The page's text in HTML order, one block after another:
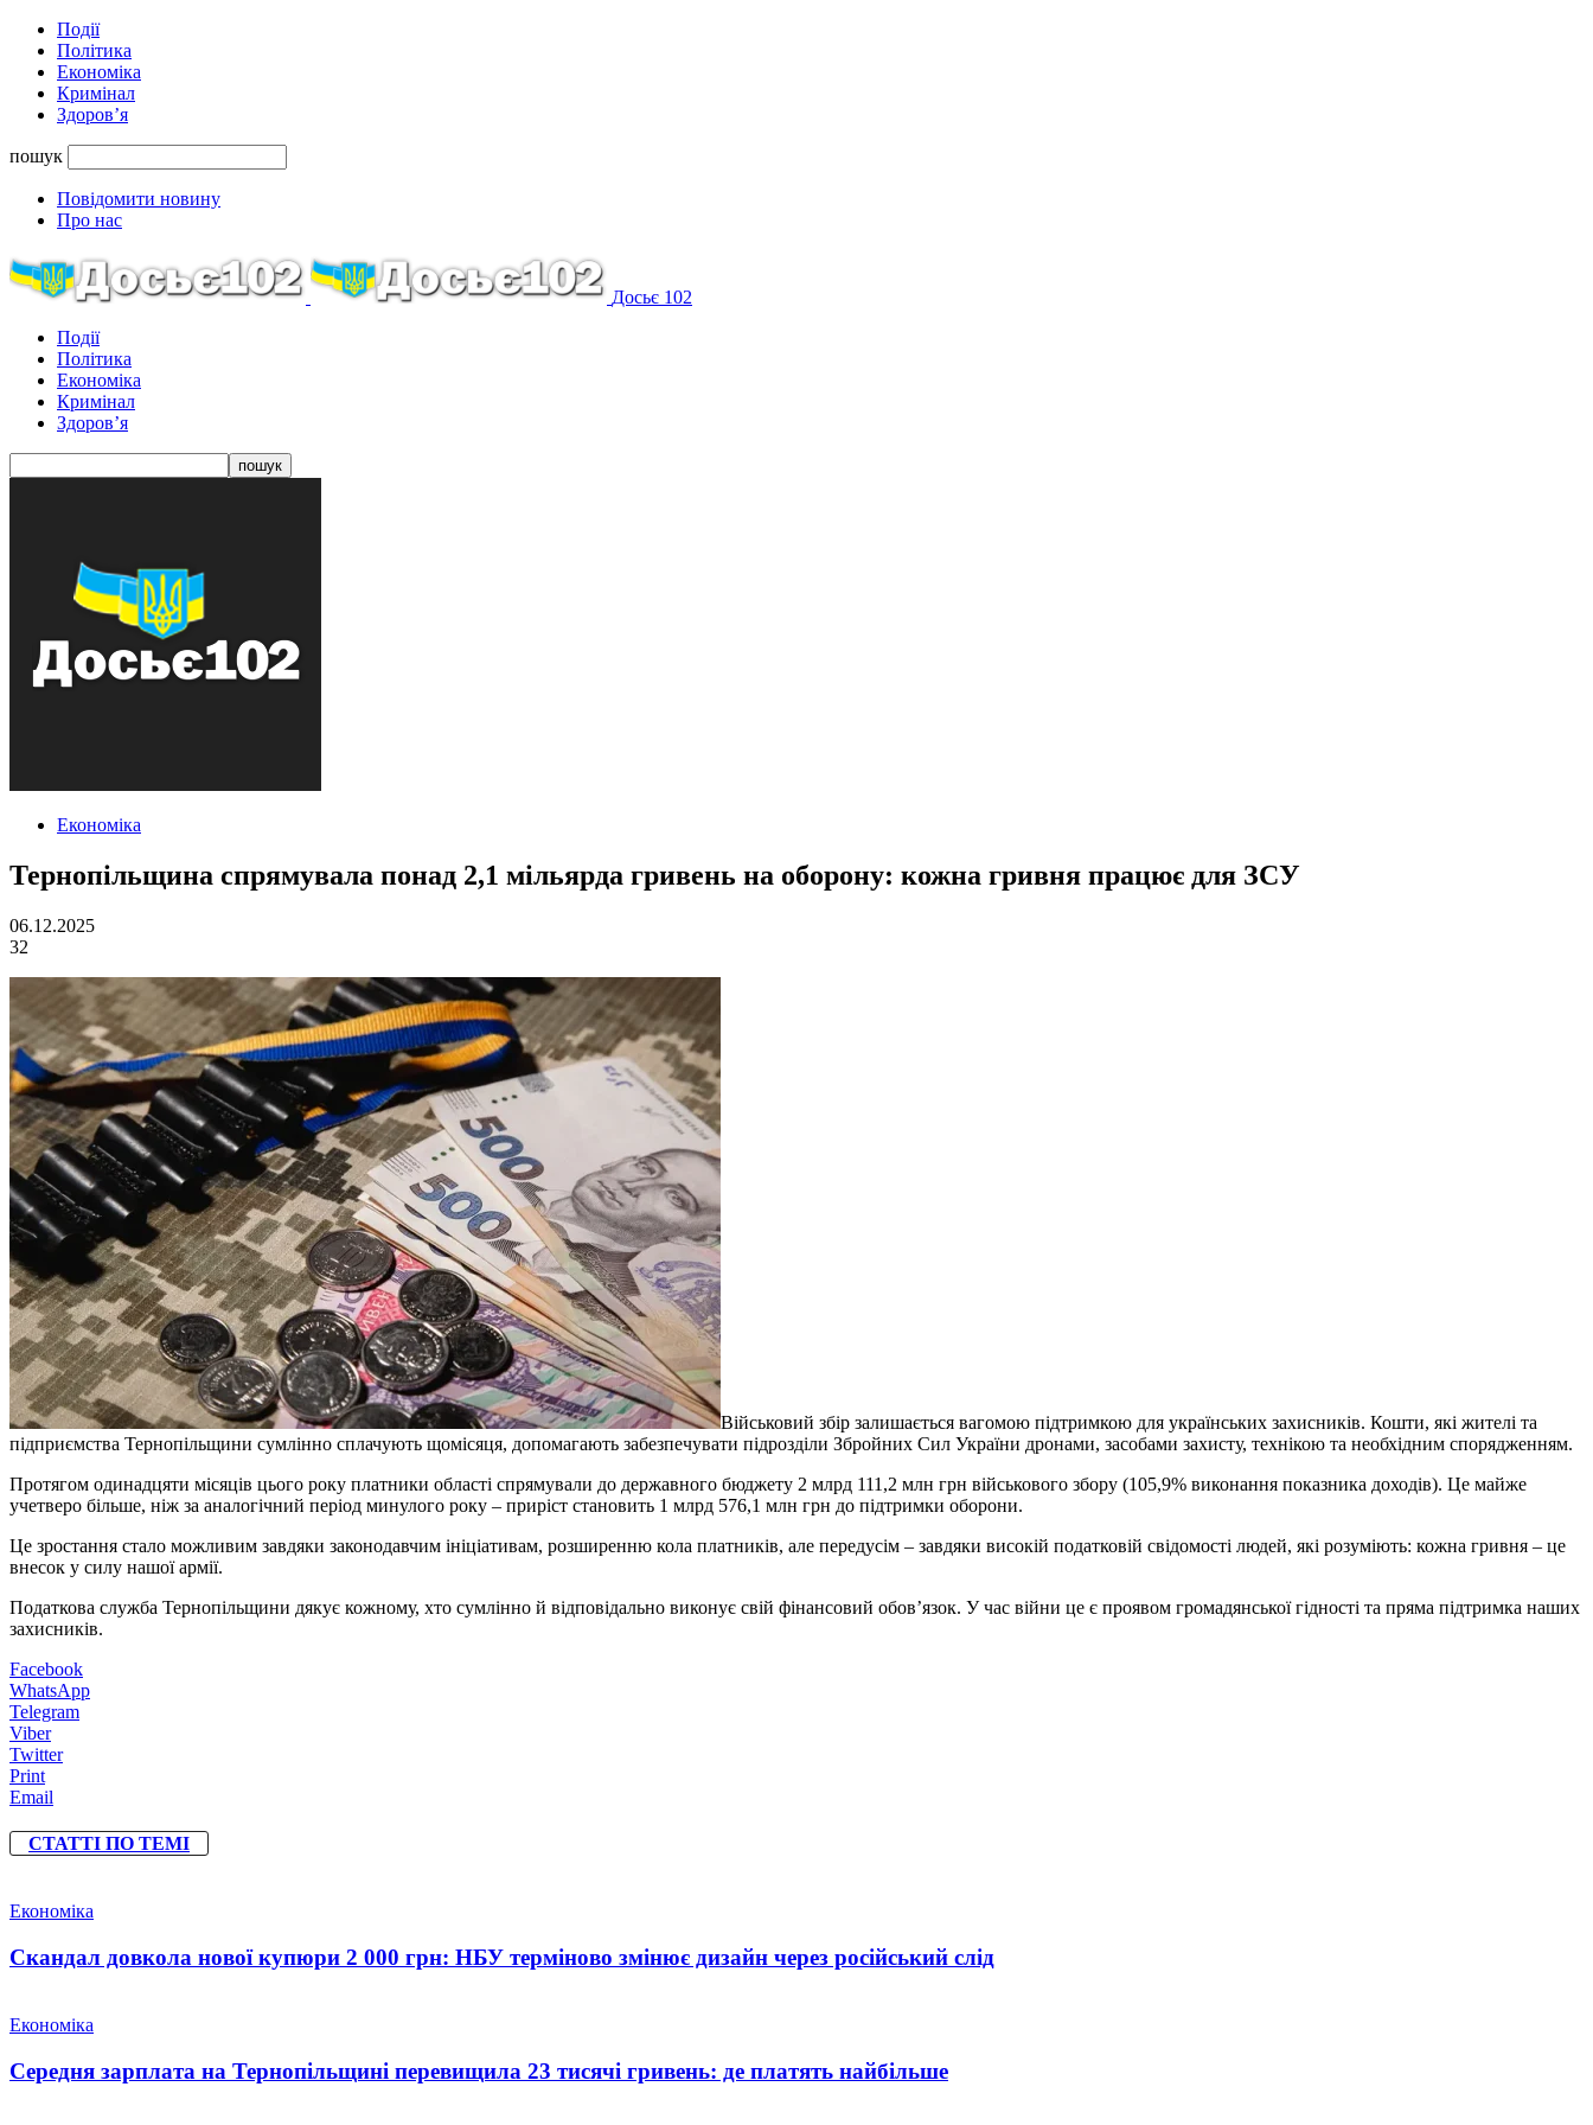
Події
Політика
Економіка
Кримінал
Здоров’я
пошук
Повідомити новину
Про нас
Досьє 102
Події
Політика
Економіка
Кримінал
Здоров’я
Економіка
Тернопільщина спрямувала понад 2,1 мільярда гривень на оборону: кожна гривня працює для ЗСУ
06.12.2025
32
Військовий збір залишається вагомою підтримкою для українських захисників. Кошти, які жителі та
підприємства Тернопільщини сумлінно сплачують щомісяця, допомагають забезпечувати підрозділи Збройних Сил України дронами, засобами захисту, технікою та необхідним спорядженням.
Протягом одинадцяти місяців цього року платники області спрямували до державного бюджету 2 млрд 111,2 млн грн військового збору (105,9% виконання показника доходів). Це майже
учетверо більше, ніж за аналогічний період минулого року – приріст становить 1 млрд 576,1 млн грн до підтримки оборони.
Це зростання стало можливим завдяки законодавчим ініціативам, розширенню кола платників, але передусім – завдяки високій податковій свідомості людей, які розуміють: кожна гривня – це
внесок у силу нашої армії.
Податкова служба Тернопільщини дякує кожному, хто сумлінно й відповідально виконує свій фінансовий обов’язок. У час війни це є проявом громадянської гідності та пряма підтримка наших
захисників.
Facebook
WhatsApp
Telegram
Viber
Twitter
Print
Email
СТАТТІ ПО ТЕМІ
Економіка
Скандал довкола нової купюри 2 000 грн: НБУ терміново змінює дизайн через російський слід
Економіка
Середня зарплата на Тернопільщині перевищила 23 тисячі гривень: де платять найбільше